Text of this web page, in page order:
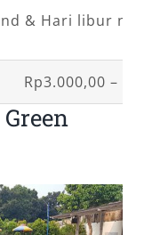
& Hari libur
Rp3.000,00 –